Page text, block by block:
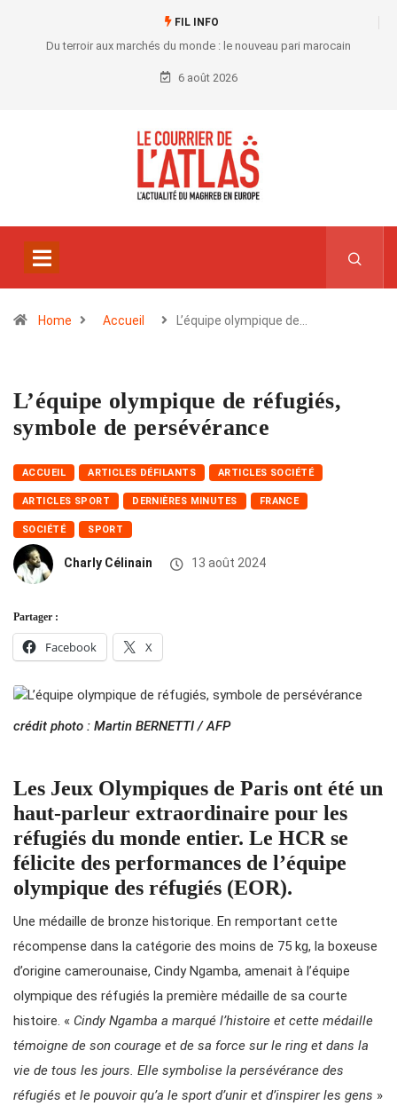
FIL INFO
Du terroir aux marchés du monde : le nouveau pari marocain
6 août 2026
Home Accueil L’équipe olympique de…
L’équipe olympique de réfugiés,
symbole de persévérance
ACCUEIL ARTICLES DÉFILANTS ARTICLES SOCIÉTÉ
ARTICLES SPORT DERNIÈRES MINUTES FRANCE
SOCIÉTÉ SPORT
Charly Célinain 13 août 2024
Partager :
Facebook X
crédit photo : Martin BERNETTI / AFP
Les Jeux Olympiques de Paris ont été un
haut-parleur extraordinaire pour les
réfugiés du monde entier. Le HCR se
félicite des performances de l’équipe
olympique des réfugiés (EOR).
Une médaille de bronze historique. En remportant cette
récompense dans la catégorie des moins de 75 kg, la boxeuse
d’origine camerounaise, Cindy Ngamba, amenait à l’équipe
olympique des réfugiés la première médaille de sa courte
histoire. « Cindy Ngamba a marqué l’histoire et cette médaille
témoigne de son courage et de sa force sur le ring et dans la
vie de tous les jours. Elle symbolise la persévérance des
réfugiés et le pouvoir qu’a le sport d’unir et d’inspirer les gens »